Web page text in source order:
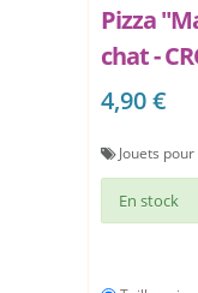
Pizza
chat -
4,90 €
Jouets
En stock